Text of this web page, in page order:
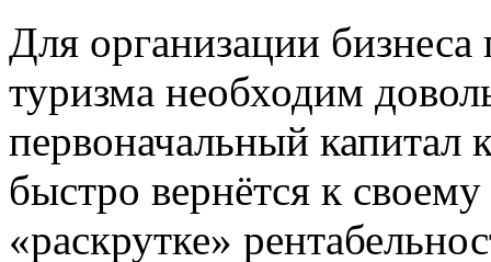
Для организации
туризма необходим
первоначальный капитал
быстро вернётся к
«раскрутке»